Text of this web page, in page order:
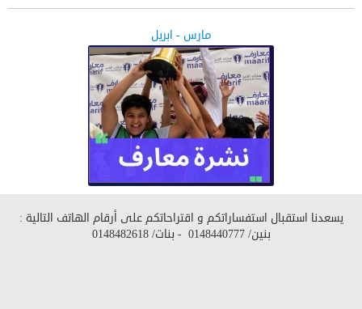
مارس - ابريل
يسعدنا استقبال استفساراتكم و اقتراحاتكم على أرقام الهاتف التالية :
بنين/0148440777 - بنات/0148482618